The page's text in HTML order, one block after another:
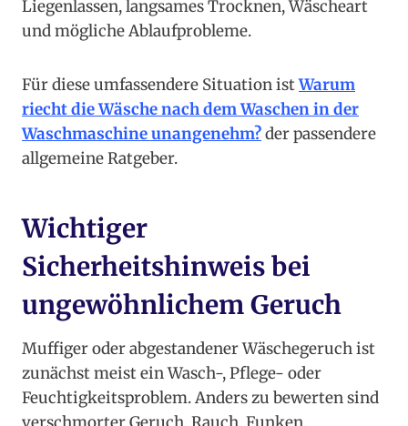
Liegenlassen, langsames Trocknen, Wäscheart
und mögliche Ablaufprobleme.
Für diese umfassendere Situation istWarum
riecht die Wäsche nach dem Waschen in der
Waschmaschine unangenehm?der passendere
allgemeine Ratgeber.
Wichtiger
Sicherheitshinweis bei
ungewöhnlichem Geruch
Muffiger oder abgestandener Wäschegeruch ist
zunächst meist ein Wasch-, Pflege- oder
Feuchtigkeitsproblem. Anders zu bewerten sind